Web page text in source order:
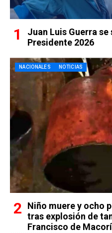
Juan Luis Guerra se
Presidente 2026
NACIONALES NOTICIAS
Niño muere y ocho
tras explosión de
Francisco de